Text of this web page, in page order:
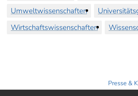
Umweltwissenschaften
Wirtschaftswissenschaften
Presse &